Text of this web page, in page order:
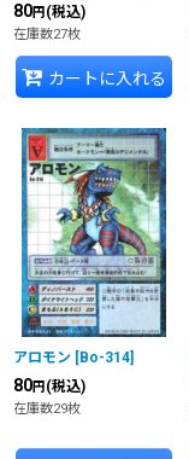
80円 (税込)
在庫数27枚
カートに入れる
アロモン [Bo-314]
80円 (税込)
在庫数29枚